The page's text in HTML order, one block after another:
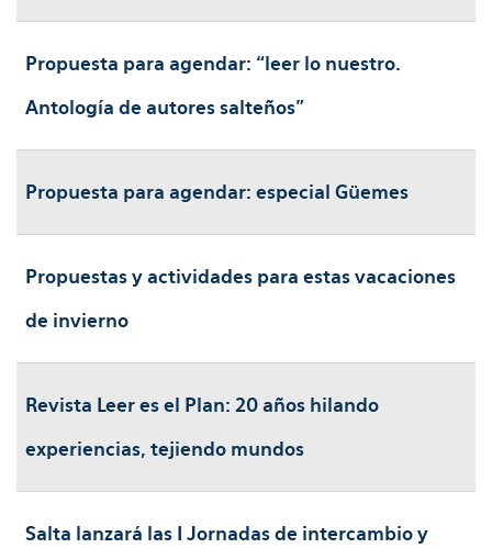
Propuesta para agendar: “leer lo nuestro.
Antología de autores salteños”
Propuesta para agendar: especial Güemes
Propuestas y actividades para estas vacaciones
de invierno
Revista Leer es el Plan: 20 años hilando
experiencias, tejiendo mundos
Salta lanzará las I Jornadas de intercambio y